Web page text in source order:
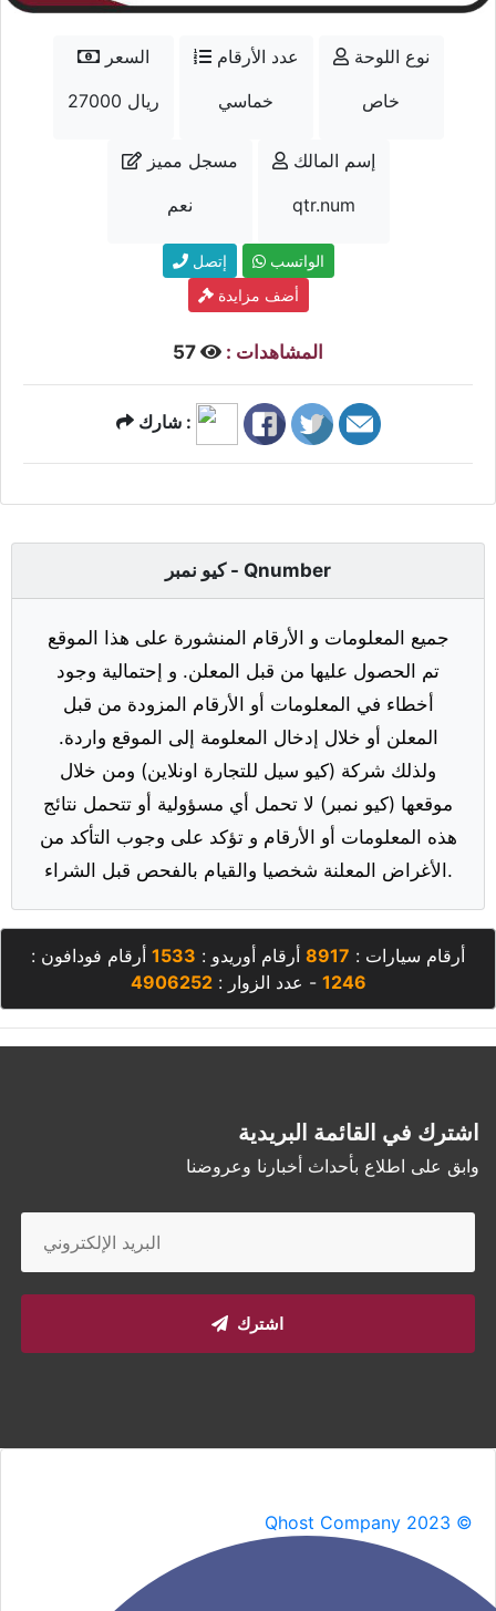
السعر
27000 ريال
عدد الأرقام
خماسي
نوع اللوحة
خاص
مسجل مميز
نعم
إسم المالك
qtr.num
إتصل
الواتسب
أضف مزايدة
المشاهدات :
شارك :
كيو نمبر - Qnumber
جميع المعلومات و الأرقام المنشورة على هذا الموقع
تم الحصول عليها من قبل المعلن. و إحتمالية وجود
أخطاء في المعلومات أو الأرقام المزودة من قبل
المعلن أو خلال إدخال المعلومة إلى الموقع واردة.
ولذلك شركة (كيو سيل للتجارة اونلاين) ومن خلال
موقعها (كيو نمبر) لا تحمل أي مسؤولية أو تتحمل نتائج
هذه المعلومات أو الأرقام و تؤكد على وجوب التأكد من
الأغراض المعلنة شخصيا والقيام بالفحص قبل الشراء.
أرقام سيارات : 8917 أرقام أوريدو : 1533 أرقام فودافون :
1246 - عدد الزوار :4906252
اشترك في القائمة البريدية
وابق على اطلاع بأحداث أخبارنا وعروضنا
اشترك
Qhost Company 2023 ©